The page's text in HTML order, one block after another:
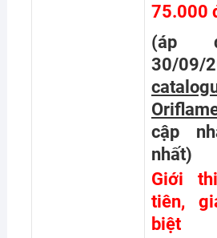
75.000
(áp
30/
cập
nhất)
Giới
tiên,
biệt